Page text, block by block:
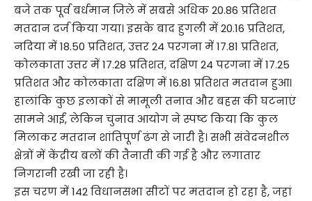
बजे तक पूर्व बर्धमान जिले में सबसे अधिक 20.86 प्रतिशत
मतदान दर्ज किया गया। इसके बाद हुगली में 20.16 प्रतिशत,
नदिया में 18.50 प्रतिशत, उत्तर 24 परगना में 17.81 प्रतिशत,
कोलकाता उत्तर में 17.28 प्रतिशत, दक्षिण 24 परगना में 17.25
प्रतिशत और कोलकाता दक्षिण में 16.81 प्रतिशत मतदान हुआ।
हालांकि कुछ इलाकों से मामूली तनाव और बहस की घटनाएं
सामने आईं, लेकिन चुनाव आयोग ने स्पष्ट किया कि कुल
मिलाकर मतदान शांतिपूर्ण ढंग से जारी है। सभी संवेदनशील
क्षेत्रों में केंद्रीय बलों की तैनाती की गई है और लगातार
निगरानी रखी जा रही है।
इस चरण में 142 विधानसभा सीटों पर मतदान हो रहा है, जहां